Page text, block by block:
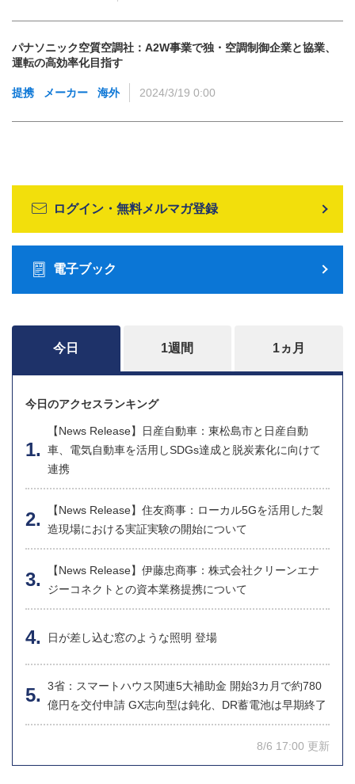
パナソニック空質空調社：A2W事業で独・空調制御企業と協業、
運転の高効率化目指す
提携 メーカー 海外 2024/3/19 0:00
ログイン・無料メルマガ登録
電子ブック
今日 1週間 1ヵ月
今日のアクセスランキング
【News Release】日産自動車：東松島市と日産自動
車、電気自動車を活用しSDGs達成と脱炭素化に向けて
連携
【News Release】住友商事：ローカル5Gを活用した製
造現場における実証実験の開始について
【News Release】伊藤忠商事：株式会社クリーンエナ
ジーコネクトとの資本業務提携について
日が差し込む窓のような照明 登場
3省：スマートハウス関連5大補助金 開始3カ月で約780
億円を交付申請 GX志向型は鈍化、DR蓄電池は早期終了
8/6 17:00 更新